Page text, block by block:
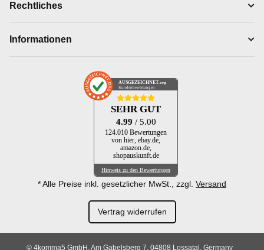
Rechtliches
Informationen
AUSGEZEICHNET .org
Kundenbewertungen
SEHR GUT
4.99 / 5.00
124.010 Bewertungen
von hier, ebay.de,
amazon.de,
shopauskunft.de
Hinweis zu den Bewertungen
* Alle Preise inkl. gesetzlicher MwSt., zzgl. Versand
Vertrag widerrufen
© 4komma5 GmbH, Am Gabelsberg 7, 04808 Lossatal, Germany